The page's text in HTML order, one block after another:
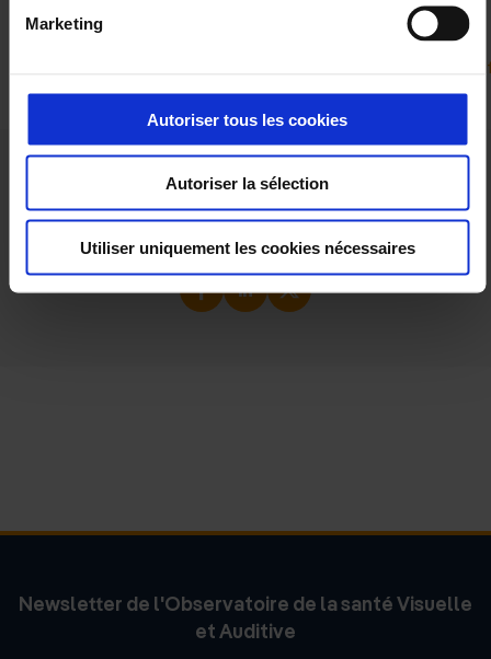
Marketing
Autoriser tous les cookies
Autoriser la sélection
Utiliser uniquement les cookies nécessaires
Pour consulter le rapport complet de l’Anses
https://www.anses.fr/fr/system/files/
Cet article vous a plu ?
Newsletter de l'Observatoire de la santé Visuelle
et Auditive